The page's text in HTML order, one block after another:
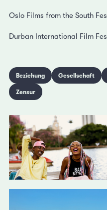
Oslo Films from the South
Durban International Film
Beziehung Gesellschaft
Zensur